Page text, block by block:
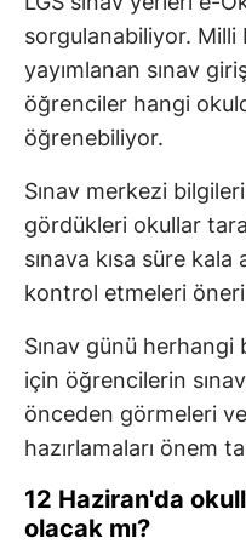
sorgulanabiliyor. Milli
yayımlanan sınav
öğrenciler hangi
öğrenebiliyor.
Sınav merkezi
gördükleri okullar
sınava kısa süre
kontrol etmeleri
Sınav günü herhangi
için öğrencilerin
önceden görmeleri ve
hazırlamaları önem
12 Haziran'da
olacak mı?